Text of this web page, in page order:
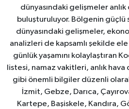
dünyasındaki gelişmeler
buluşturuluyor. Bölgenin güçlü
dünyasındaki gelişmeler,
analizleri de kapsamlı şekilde ele
günlük yaşamını kolaylaştıran
listesi, namaz vakitleri, anlık
gibi önemli bilgiler düzenli
İzmit, Gebze, Darıca,
Kartepe, Başiskele, Kandıra,